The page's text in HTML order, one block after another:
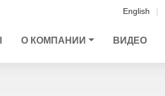
English
О КОМПАНИИ ВИДЕО